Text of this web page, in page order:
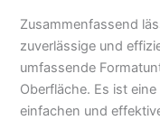
Zusammenfassend
zuverlässige und
umfassende
Oberfläche. Es ist
einfachen und